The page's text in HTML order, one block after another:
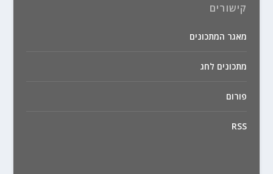
קישורים
מאגר המתכונים
מתכונים לחג
פורום
RSS